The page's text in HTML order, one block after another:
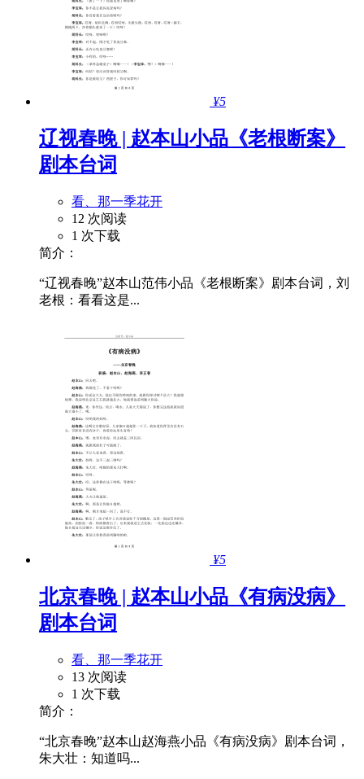
¥5
辽视春晚 | 赵本山小品《老根断案》
剧本台词
看、那一季花开
12 次阅读
1 次下载
简介：
“辽视春晚”赵本山范伟小品《老根断案》剧本台词，刘
老根：看看这是...
¥5
北京春晚 | 赵本山小品《有病没病》
剧本台词
看、那一季花开
13 次阅读
1 次下载
简介：
“北京春晚”赵本山赵海燕小品《有病没病》剧本台词，
朱大壮：知道吗...